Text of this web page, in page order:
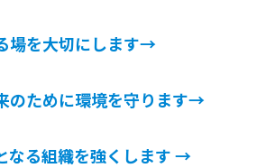
場を大切にします→
のために環境を守ります→
なる組織を強くします →